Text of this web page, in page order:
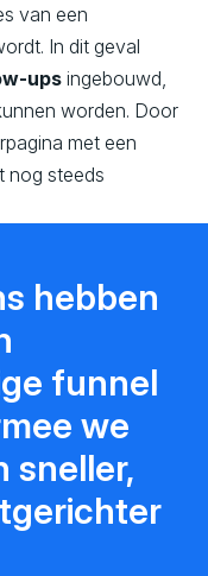
van een
In dit geval
ups ingebouwd,
worden. Door
met een
nog steeds
hebben
funnel
we
sneller,